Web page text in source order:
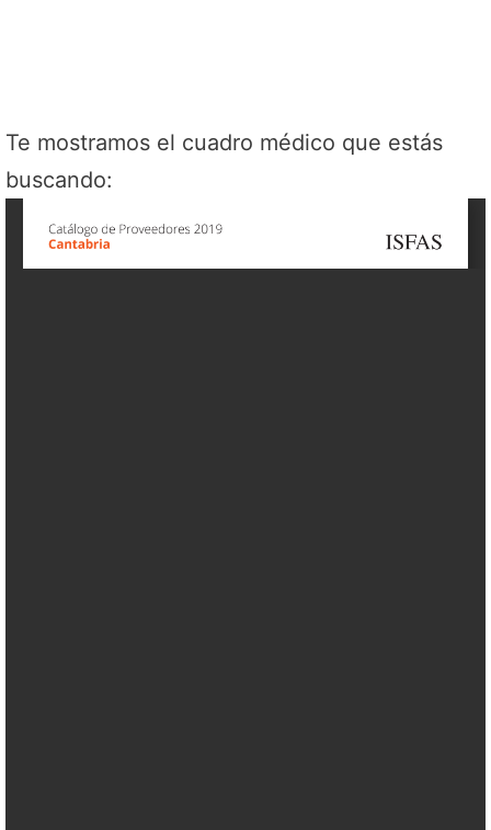
Te mostramos el cuadro médico que estás
buscando: